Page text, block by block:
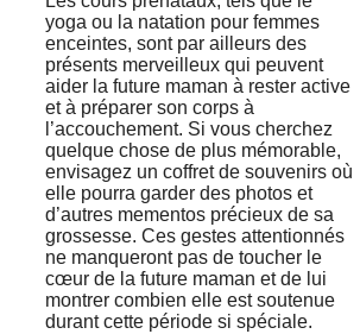
yoga ou la natation pour femmes
enceintes, sont par ailleurs des
présents merveilleux qui peuvent
aider la future maman à rester active
et à préparer son corps à
l’accouchement. Si vous cherchez
quelque chose de plus mémorable,
envisagez un coffret de souvenirs où
elle pourra garder des photos et
d’autres mementos précieux de sa
grossesse. Ces gestes attentionnés
ne manqueront pas de toucher le
cœur de la future maman et de lui
montrer combien elle est soutenue
durant cette période si spéciale.